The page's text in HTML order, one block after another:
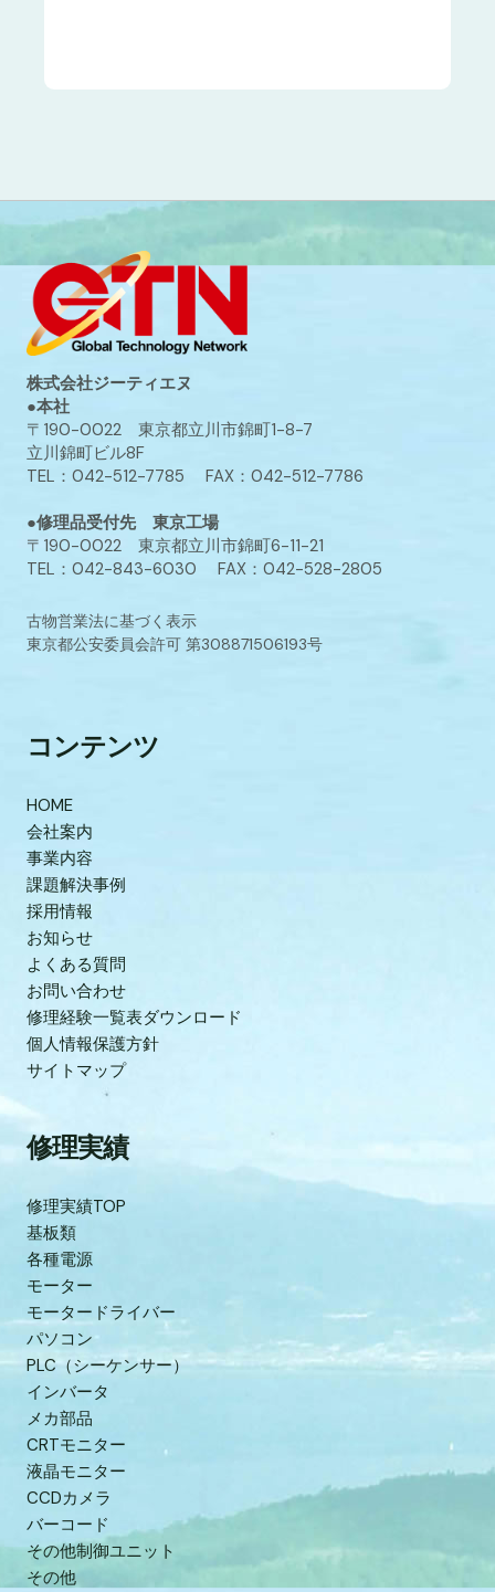
株式会社ジーティエヌ
●本社
〒190-0022 東京都立川市錦町1-8-7
立川錦町ビル8F
TEL：042-512-7785 FAX：042-512-7786
●修理品受付先 東京工場
〒190-0022 東京都立川市錦町6-11-21
TEL：042-843-6030 FAX：042-528-2805
古物営業法に基づく表示
東京都公安委員会許可 第308871506193号
コンテンツ
HOME
会社案内
事業内容
課題解決事例
採用情報
お知らせ
よくある質問
お問い合わせ
修理経験一覧表ダウンロード
個人情報保護方針
サイトマップ
修理実績
修理実績TOP
基板類
各種電源
モーター
モータードライバー
パソコン
PLC（シーケンサー）
インバータ
メカ部品
CRTモニター
液晶モニター
CCDカメラ
バーコード
その他制御ユニット
その他